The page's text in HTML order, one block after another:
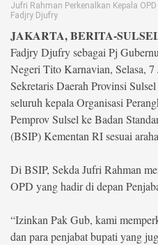
©
Copyright
2026
berita-
All
Right
Reserved
Jufri Rahman Perkenalkan Kepala
Fadjry Djufry
JAKARTA, BERITA-
Fadjry Djufry sebagai Pj
Negeri Tito Karnavian, Selasa, 7
Sekretaris Daerah Provinsi
seluruh kepala Organisasi
Pemprov Sulsel ke Badan
(BSIP) Kementan RI sesuai
Di BSIP, Sekda Jufri Rahman
OPD yang hadir di depan
“Izinkan Pak Gub, kami
dan para penjabat bupati yang